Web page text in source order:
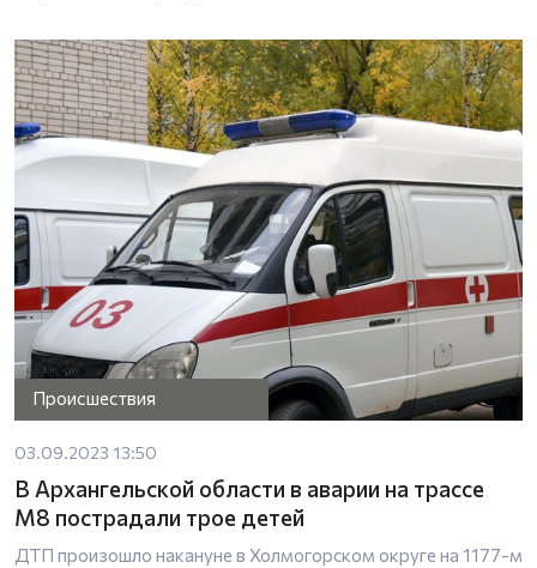
Происшествия
03.09.2023 13:50
В Архангельской области в аварии на трассе
М8 пострадали трое детей
ДТП произошло накануне в Холмогорском округе на 1177-м